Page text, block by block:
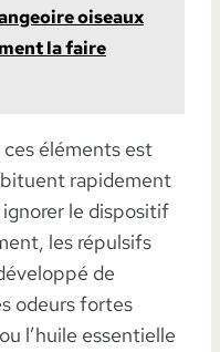
oiseaux
la faire
éléments est
rapidement
le dispositif
les répulsifs
de
odeurs fortes
l’huile essentielle